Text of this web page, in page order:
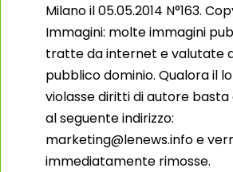
Milano il 05.05.2014 N°163.
Immagini: molte immagini
tratte da internet e valutate
pubblico dominio. Qualora il
violasse diritti di autore
al seguente indirizzo:
marketing@lenews.info e
immediatamente rimosse.